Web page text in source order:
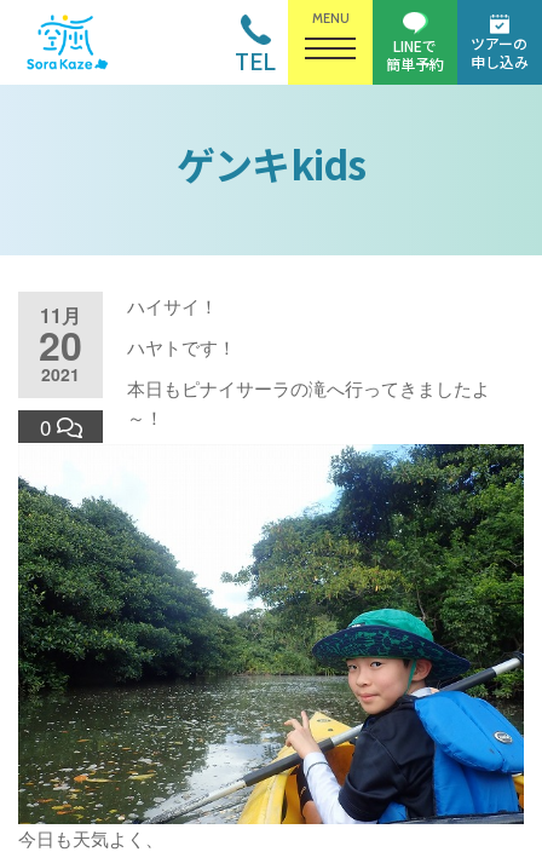
MENU
TEL
ツアーの
申し込み
LINEで
簡単予約
ゲンキkids
11月
20
2021
0
ハイサイ！
ハヤトです！
本日もピナイサーラの滝へ行ってきましたよ
～！
今日も天気よく、